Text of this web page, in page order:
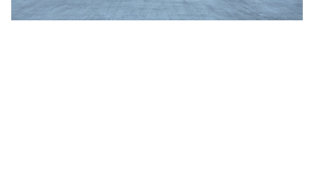
Jim Jarmusch
Adan Jodorowsky (アダン・ホドロフスキー)
Talking Heads